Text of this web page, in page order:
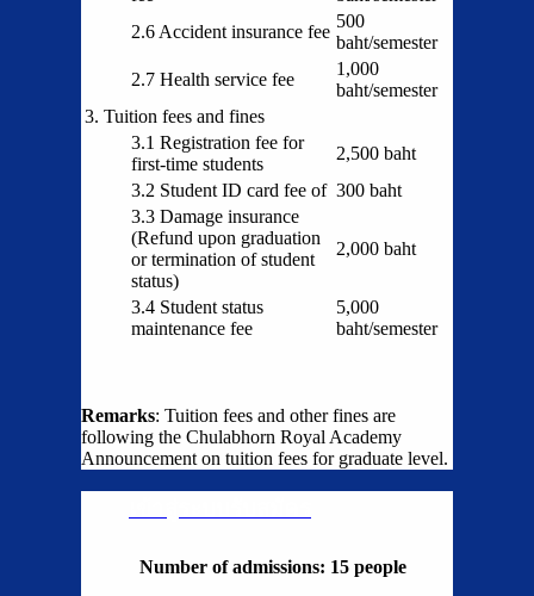
2.6 Accident insurance fee
500
baht/semester
2.7 Health service fee
1,000
baht/semester
3. Tuition fees and fines
3.1 Registration fee for
first-time students
2,500 baht
3.2 Student ID card fee of 300 baht
3.3 Damage insurance
(Refund upon graduation
or termination of student
status)
2,000 baht
3.4 Student status
maintenance fee
5,000
baht/semester
Remarks: Tuition fees and other fines are
following the Chulabhorn Royal Academy
Announcement on tuition fees for graduate level.
Number of admissions: 15 people